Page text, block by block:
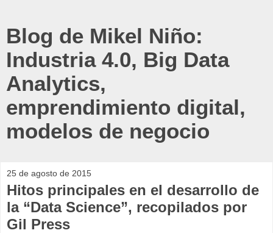
Blog de Mikel Niño:
Industria 4.0, Big Data
Analytics,
emprendimiento digital,
modelos de negocio
25 de agosto de 2015
Hitos principales en el desarrollo de
la “Data Science”, recopilados por
Gil Press